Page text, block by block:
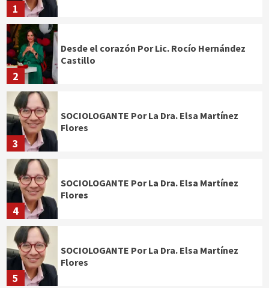
1
2
Desde el corazón Por Lic. Rocío Hernández
Castillo
3
SOCIOLOGANTE Por La Dra. Elsa Martínez
Flores
4
SOCIOLOGANTE Por La Dra. Elsa Martínez
Flores
5
SOCIOLOGANTE Por La Dra. Elsa Martínez
Flores